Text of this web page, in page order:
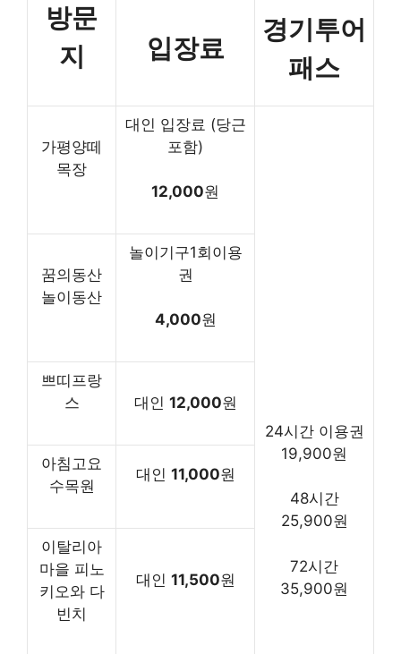
방문
지
입장료
경기투어
패스
가평양떼
목장
대인 입장료 (당근
포함)
12,000원
24시간 이용권
19,900원
48시간
25,900원
72시간
35,900원
꿈의동산
놀이동산
놀이기구1회이용
권
4,000원
쁘띠프랑
스
대인 12,000원
아침고요
수목원
대인 11,000원
이탈리아
마을 피노
키오와 다
빈치
대인 11,500원